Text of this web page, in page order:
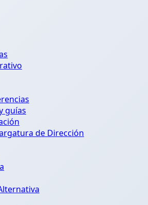
guías
de Dirección